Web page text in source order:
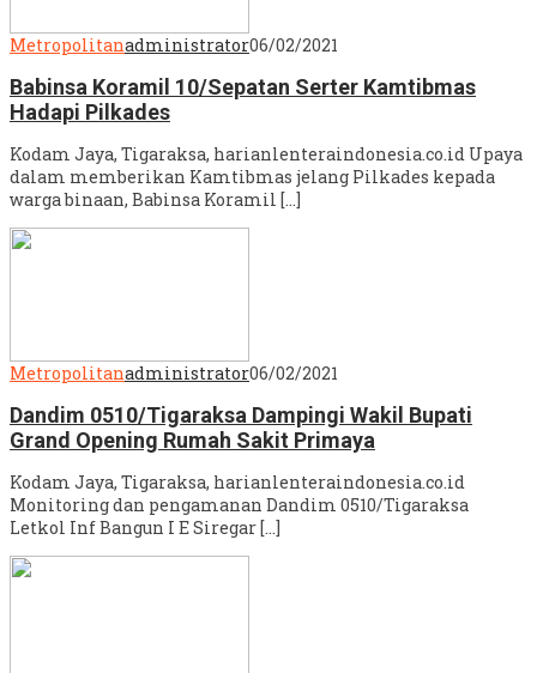
Metropolitanadministrator06/02/2021
Babinsa Koramil 10/Sepatan Serter Kamtibmas
Hadapi Pilkades
Kodam Jaya, Tigaraksa, harianlenteraindonesia.co.id Upaya
dalam memberikan Kamtibmas jelang Pilkades kepada
warga binaan, Babinsa Koramil […]
Metropolitanadministrator06/02/2021
Dandim 0510/Tigaraksa Dampingi Wakil Bupati
Grand Opening Rumah Sakit Primaya
Kodam Jaya, Tigaraksa, harianlenteraindonesia.co.id
Monitoring dan pengamanan Dandim 0510/Tigaraksa
Letkol Inf Bangun I E Siregar […]